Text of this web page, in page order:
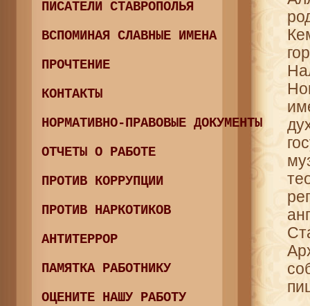
ПИСАТЕЛИ СТАВРОПОЛЬЯ
ВСПОМИНАЯ СЛАВНЫЕ ИМЕНА
ПРОЧТЕНИЕ
КОНТАКТЫ
НОРМАТИВНО-ПРАВОВЫЕ ДОКУМЕНТЫ
ОТЧЕТЫ О РАБОТЕ
ПРОТИВ КОРРУПЦИИ
ПРОТИВ НАРКОТИКОВ
АНТИТЕРРОР
ПАМЯТКА РАБОТНИКУ
ОЦЕНИТЕ НАШУ РАБОТУ